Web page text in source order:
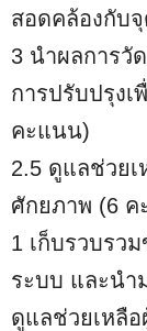
สอดคล้องกับ
3 นำผลการวั
การปรับปรุงเ
คะแนน)
2.5 ดูแลช่วยเ
ศักยภาพ (6 ค
1 เก็บรวบรว
ระบบ และนำ
ดูแลช่วยเหลื